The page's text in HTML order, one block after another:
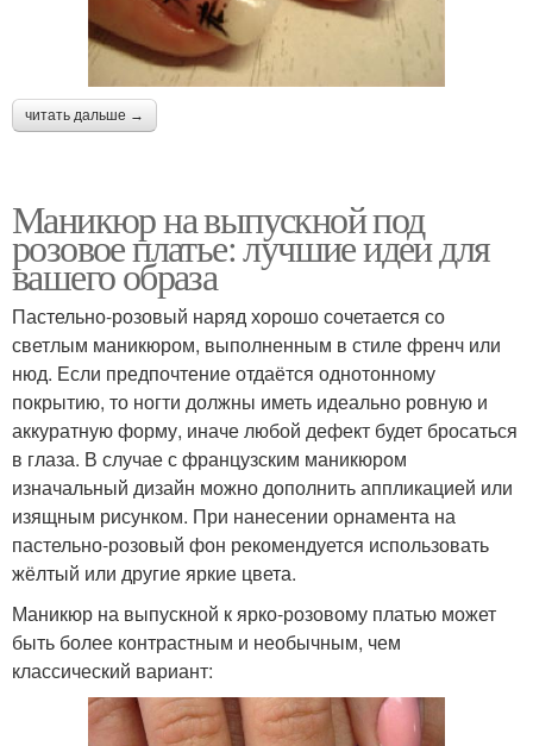
читать дальше →
Маникюр на выпускной под
розовое платье: лучшие идеи для
вашего образа
Пастельно-розовый наряд хорошо сочетается со
светлым маникюром, выполненным в стиле френч или
нюд. Если предпочтение отдаётся однотонному
покрытию, то ногти должны иметь идеально ровную и
аккуратную форму, иначе любой дефект будет бросаться
в глаза. В случае с французским маникюром
изначальный дизайн можно дополнить аппликацией или
изящным рисунком. При нанесении орнамента на
пастельно-розовый фон рекомендуется использовать
жёлтый или другие яркие цвета.
Маникюр на выпускной к ярко-розовому платью может
быть более контрастным и необычным, чем
классический вариант: